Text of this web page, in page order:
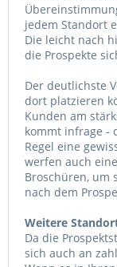
jedem Standort
Die leicht nach
die Prospekte
Der deutlichste
dort platzieren
Kunden am
kommt infrage -
Regel eine
werfen auch
Broschüren, um
nach dem
Weitere
Da die
sich auch an